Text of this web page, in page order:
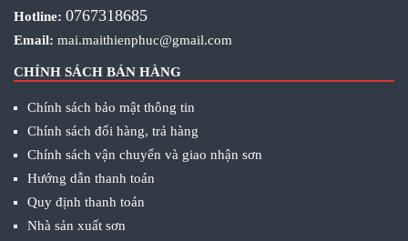
Hotline: 0767318685
Email: mai.maithienphuc@gmail.com
CHÍNH SÁCH BÁN HÀNG
Chính sách bảo mật thông tin
Chính sách đổi hàng, trả hàng
Chính sách vận chuyển và giao nhận sơn
Hướng dẫn thanh toán
Quy định thanh toán
Nhà sản xuất sơn